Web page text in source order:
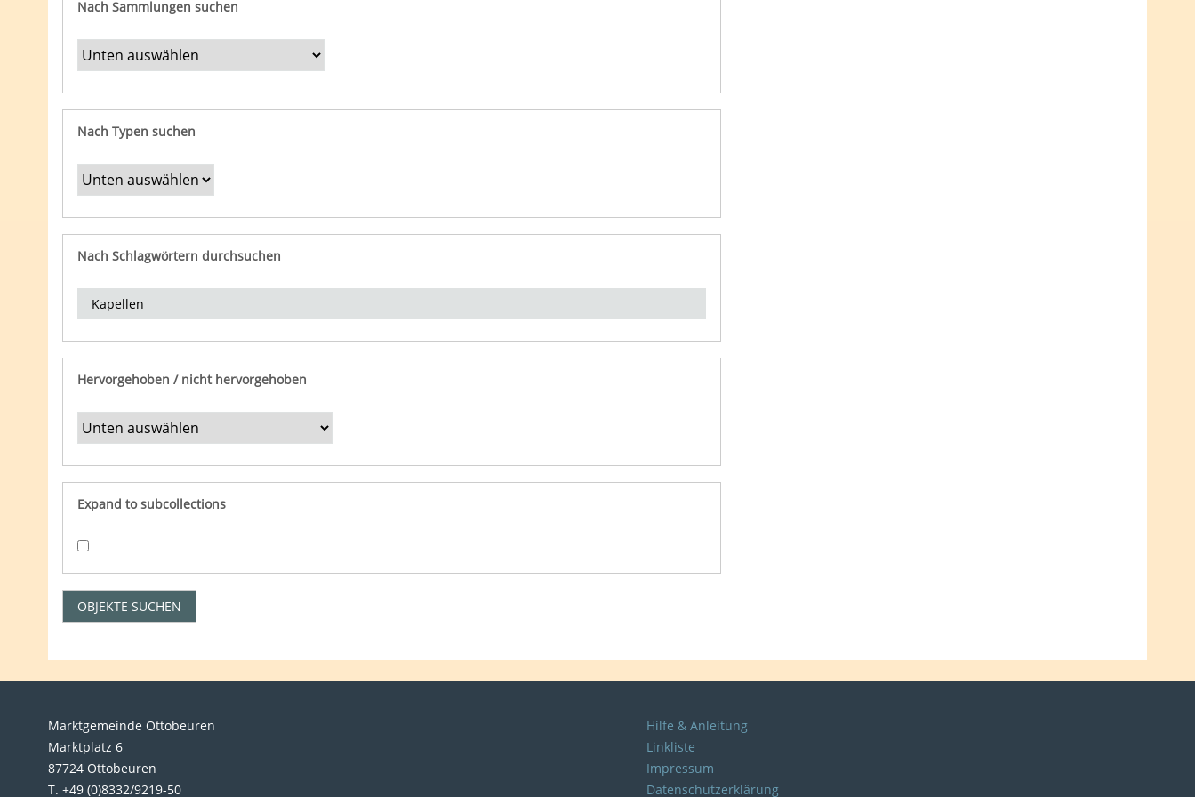
Nach Sammlungen suchen
Nach Typen suchen
Nach Schlagwörtern durchsuchen
Hervorgehoben / nicht hervorgehoben
Expand to subcollections
Marktgemeinde Ottobeuren
Marktplatz 6
87724 Ottobeuren
T. +49 (0)8332/9219-50
Hilfe & Anleitung
Linkliste
Impressum
Datenschutzerklärung